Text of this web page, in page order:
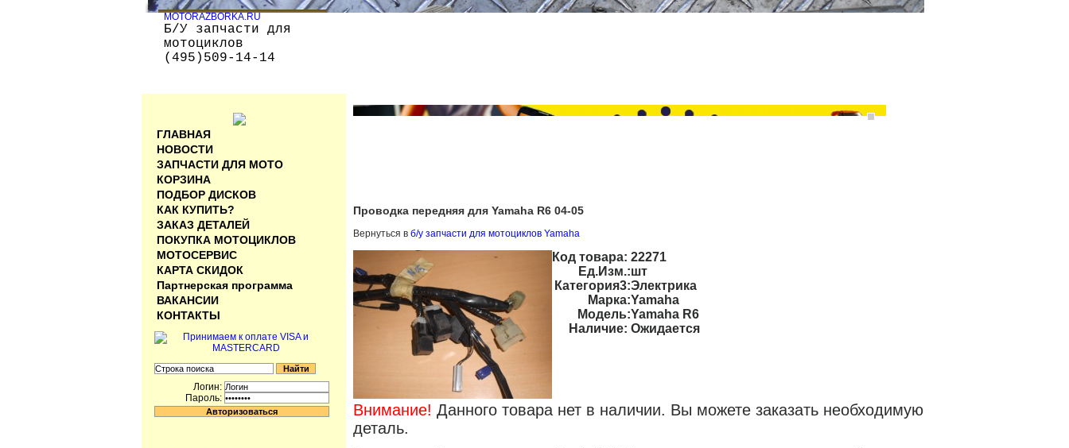
MOTORAZBORKA.RU
Б/У запчасти для
мотоциклов
(495)509-14-14
Проводка передняя для Yamaha R6 04-05
Вернуться в б/у запчасти для мотоциклов Yamaha
Код товара: 22271
Ед.Изм.:шт
Категория3:Электрика
Марка:Yamaha
Модель:Yamaha R6
Наличие: Ожидается
Внимание! Данного товара нет в наличии. Вы можете заказать необходимую
деталь.
ГЛАВНАЯ
НОВОСТИ
ЗАПЧАСТИ ДЛЯ МОТО
КОРЗИНА
ПОДБОР ДИСКОВ
КАК КУПИТЬ?
ЗАКАЗ ДЕТАЛЕЙ
ПОКУПКА МОТОЦИКЛОВ
МОТОСЕРВИС
КАРТА СКИДОК
Партнерская программа
ВАКАНСИИ
КОНТАКТЫ
Логин:
Пароль: